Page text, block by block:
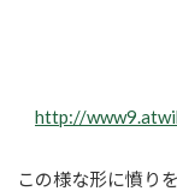
http://
この様な形に憤り